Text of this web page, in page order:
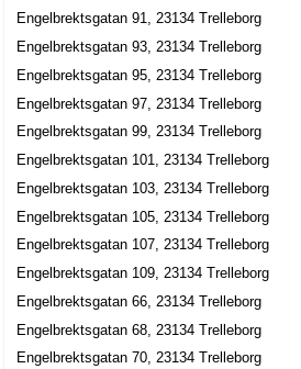
Biffens gatukök
Leif Arne Gerhard Nilsson
0410-44851
Engelbrektsgatan 28, 23153 Trelleborg
Mouhammed Remo
0739-511342
Engelbrektsgatan 3 A Lgh 1202, 23152 Trelleborg
Z-stämplar
Li Sandra Denise Zahn
Engelbrektsgatan 3 C 2tr, 23152 Trelleborg
Agneta Elisabet Jönsson
0410-46930
Engelbrektsgatan 40, 23153 Trelleborg
Engelbrektsgatan 91, 23134 Trelleborg
Engelbrektsgatan 93, 23134 Trelleborg
Engelbrektsgatan 95, 23134 Trelleborg
Engelbrektsgatan 97, 23134 Trelleborg
Engelbrektsgatan 99, 23134 Trelleborg
Engelbrektsgatan 101, 23134 Trelleborg
Engelbrektsgatan 103, 23134 Trelleborg
Engelbrektsgatan 105, 23134 Trelleborg
Engelbrektsgatan 107, 23134 Trelleborg
Engelbrektsgatan 109, 23134 Trelleborg
Engelbrektsgatan 66, 23134 Trelleborg
Engelbrektsgatan 68, 23134 Trelleborg
Engelbrektsgatan 70, 23134 Trelleborg